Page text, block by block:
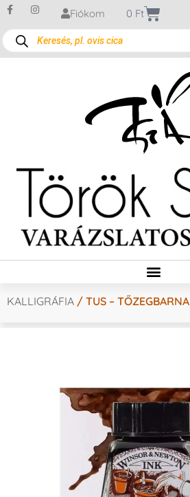
Fiókom 0 Ft
KALLIGRÁFIA / TUS – TŐZEGBARNA